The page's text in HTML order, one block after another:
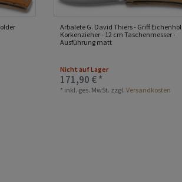
Arbalete G. David Thiers - Griff
Korkenzieher - 12 cm Taschenmesser -
Ausführung matt
Nicht auf Lager
171,90 € *
* inkl. ges. MwSt. zzgl.Versandkosten